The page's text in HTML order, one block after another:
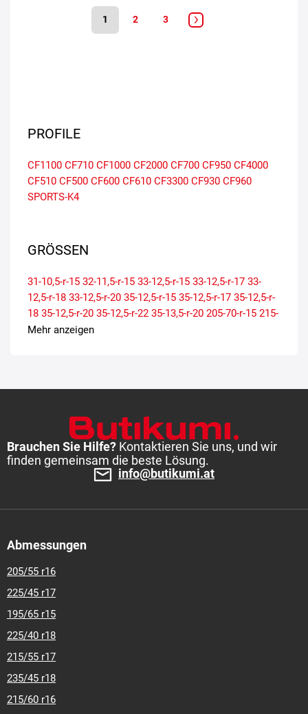
1 2 3
PROFILE
CF1100 CF710 CF1000 CF2000 CF700 CF950 CF4000
CF510 CF500 CF600 CF610 CF3300 CF930 CF960
SPORTS-K4
GRÖSSEN
31-10,5-r-15 32-11,5-r-15 33-12,5-r-15 33-12,5-r-17 33-
12,5-r-18 33-12,5-r-20 35-12,5-r-15 35-12,5-r-17 35-12,5-r-
18 35-12,5-r-20 35-12,5-r-22 35-13,5-r-20 205-70-r-15 215-
75-r-15 215-85-r-16
Mehr anzeigen
Brauchen Sie Hilfe? Kontaktieren Sie uns, und wir
finden gemeinsam die beste Lösung.
info@butikumi.at
Abmessungen
205/55 r16
225/45 r17
195/65 r15
225/40 r18
215/55 r17
235/45 r18
215/60 r16